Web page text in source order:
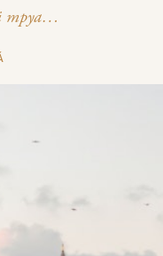
mpya…